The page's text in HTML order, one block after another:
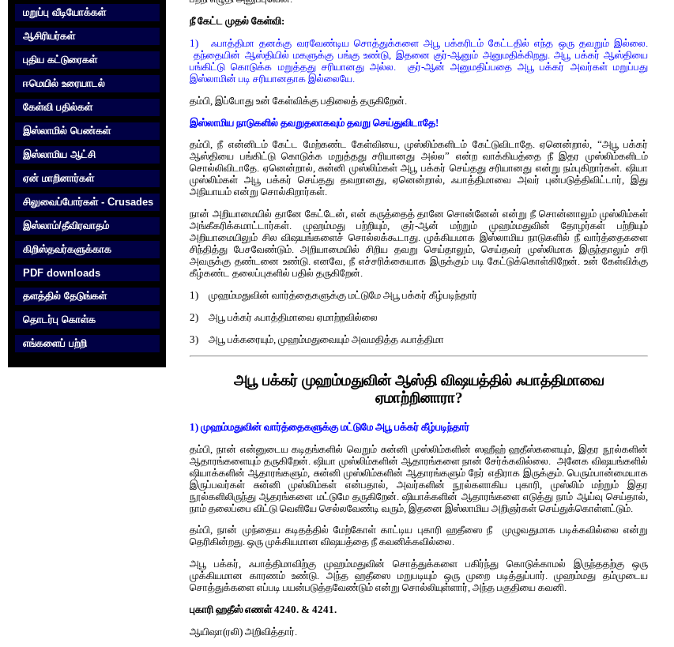
மறுப்பு வீடியோக்கள்
ஆசிரியர்கள்
புதிய கட்டுரைகள்
ஈமெயில் உரையாடல்
கேள்வி பதில்கள்
இஸ்லாமில் பெண்கள்
இஸ்லாமிய ஆட்சி
ஏன் மாறினார்கள்
சிலுவைப்போர்கள் - Crusades
இஸ்லாம்/தீவிரவாதம்
கிறிஸ்தவர்களுக்காக‌
PDF downloads
தளத்தில் தேடுங்கள்
தொடர்பு கொள்க‌
எங்களைப் பற்றி
நீ கேட்ட முதல் கேள்வி:
1)
ஃபாத்திமா தனக்கு வரவேண்டிய சொத்துக்களை அபூ பக்கரிடம் கேட்டதில் எந்த ஒரு தவறும் இல்லை.
தந்தையின் ஆஸ்தியில் மகளுக்கு பங்கு உண்டு, இதனை குர்-ஆனும் அனுமதிக்கிறது. அபூ பக்கர் ஆஸ்தியை
பங்கிட்டு கொடுக்க மறுத்தது சரியானது அல்ல. குர்-ஆன் அனுமதிப்பதை அபூ பக்கர் அவர்கள் மறுப்பது
இஸ்லாமின் படி சரியானதாக இல்லையே.
தம்பி, இப்போது உன் கேள்விக்கு பதிலைத் தருகிறேன்.
இஸ்லாமிய நாடுகளில் தவறுதலாகவும் தவறு செய்துவிடாதே!
தம்பி, நீ என்னிடம் கேட்ட மேற்கண்ட கேள்வியை, முஸ்லிம்களிடம் கேட்டுவிடாதே. ஏனென்றால், “அபூ பக்கர்
ஆஸ்தியை பங்கிட்டு கொடுக்க மறுத்தது சரியானது அல்ல” என்ற வாக்கியத்தை நீ இதர முஸ்லிம்களிடம்
சொல்லிவிடாதே. ஏனென்றால், சுன்னி முஸ்லிம்கள் அபூ பக்கர் செய்தது சரியானது என்று நம்புகிறார்கள். ஷியா
முஸ்லிம்கள் அபூ பக்கர் செய்தது தவறானது, ஏனென்றால், ஃபாத்திமாவை அவர் புன்படுத்திவிட்டார், இது
அநியாயம் என்று சொல்கிறார்கள்.
நான் அறியாமையில் தானே கேட்டேன், என் கருத்தைத் தானே சொன்னேன் என்று நீ சொன்னாலும் முஸ்லிம்கள்
அங்கீகரிக்கமாட்டார்கள். முஹம்மது பற்றியும், குர்-ஆன் மற்றும் முஹம்மதுவின் தோழர்கள் பற்றியும்
அறியாமையிலும் சில விஷயங்களைச் சொல்லக்கூடாது. முக்கியமாக இஸ்லாமிய நாடுகளில் நீ வார்த்தைகளை
சிந்தித்து பேசவேண்டும். அறியாமையில் சிறிய தவறு செய்தாலும், செய்தவர் முஸ்லிமாக இருந்தாலும் சரி
அவருக்கு தண்டனை உண்டு. எனவே, நீ எச்சரிக்கையாக இருக்கும் படி கேட்டுக்கொள்கிறேன். உன் கேள்விக்கு
கீழ்கண்ட தலைப்புகளில் பதில் தருகிறேன்.
1)
முஹம்மதுவின் வார்த்தைகளுக்கு மட்டுமே அபூ பக்கர் கீழ்படிந்தார்
2)
அபூ பக்கர் ஃபாத்திமாவை ஏமாற்றவில்லை
3)
அபூ பக்கரையும், முஹம்மதுவையும் அவமதித்த ஃபாத்திமா
அபூ பக்கர் முஹம்மதுவின் ஆஸ்தி விஷயத்தில் ஃபாத்திமாவை
ஏமாற்றினாரா?
1) முஹம்மதுவின் வார்த்தைகளுக்கு மட்டுமே அபூ பக்கர் கீழ்படிந்தார்
தம்பி, நான் என்னுடைய கடிதங்களில் வெறும் சுன்னி முஸ்லிம்களின் ஸஹீஹ் ஹதீஸ்களையும், இதர நூல்களின்
ஆதாரங்களையும் தருகிறேன். ஷியா முஸ்லிம்களின் ஆதாரங்களை நான் சேர்க்கவில்லை. அனேக விஷயங்களில்
ஷியாக்களின் ஆதாரங்களும், சுன்னி முஸ்லிம்களின் ஆதாரங்களும் நேர் எதிராக இருக்கும். பெரும்பான்மையாக
இருப்பவர்கள் சுன்னி முஸ்லிம்கள் என்பதால், அவர்களின் நூல்களாகிய புகாரி, முஸ்லிம் மற்றும் இதர
நூல்களிலிருந்து ஆதரங்களை மட்டுமே தருகிறேன். ஷியாக்களின் ஆதாரங்களை எடுத்து நாம் ஆய்வு செய்தால்,
நாம் தலைப்பை விட்டு வெளியே செல்லவேண்டி வரும், இதனை இஸ்லாமிய அறிஞர்கள் செய்துக்கொள்ளட்டும்.
தம்பி, நான் முந்தைய கடிதத்தில் மேற்கோள் காட்டிய புகாரி ஹதீஸை நீ முழுவதுமாக படிக்கவில்லை என்று
தெரிகின்றது. ஒரு முக்கியமான விஷயத்தை நீ கவனிக்கவில்லை.
அபூ பக்கர், ஃபாத்திமாவிற்கு முஹம்மதுவின் சொத்துக்களை பகிர்ந்து கொடுக்காமல் இருந்ததற்கு ஒரு
முக்கியமான காரணம் உண்டு. அந்த ஹதீஸை மறுபடியும் ஒரு முறை படித்துப்பார். முஹம்மது தம்முடைய
சொத்துக்களை எப்படி பயன்படுத்தவேண்டும் என்று சொல்லியுள்ளார், அந்த பகுதியை கவனி.
புகாரி ஹதீஸ் எணள் 4240. & 4241.
ஆயிஷா(ரலி) அறிவித்தார்.